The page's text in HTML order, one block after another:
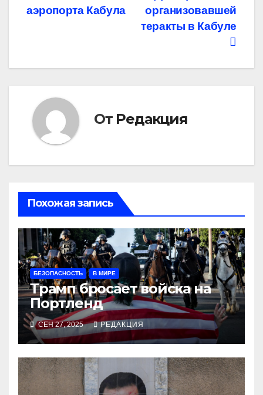
записям
организовавшей
теракты в Кабуле
аэропорта Кабула
От Редакция
Похожая запись
БЕЗОПАСНОСТЬ В МИРЕ
Трамп бросает войска на
Портленд
СЕН 27, 2025 РЕДАКЦИЯ